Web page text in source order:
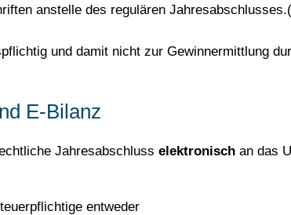
anstelle des regulären
und damit nicht zur Gewinnermittlung
E-Bilanz
Jahresabschluss elektronisch an das
entweder